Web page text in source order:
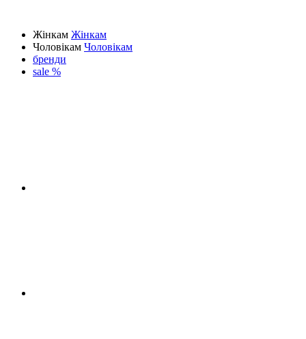
Жінкам Жінкам
Чоловікам Чоловікам
бренди
sale %